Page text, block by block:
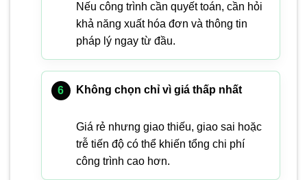
Nếu công trình cần quyết toán, cần hỏi
khả năng xuất hóa đơn và thông tin
pháp lý ngay từ đầu.
Không chọn chỉ vì giá thấp nhất
Giá rẻ nhưng giao thiếu, giao sai hoặc
trễ tiến độ có thể khiến tổng chi phí
công trình cao hơn.